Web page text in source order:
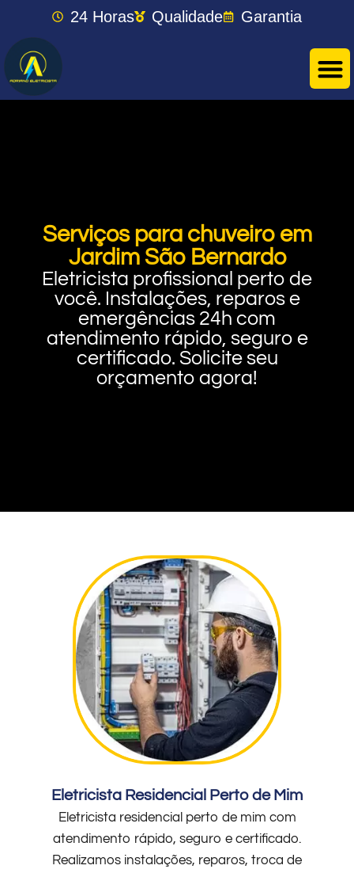
24 Horas Qualidade Garantia
Serviços para chuveiro em
Jardim São Bernardo
Eletricista profissional perto de
você. Instalações, reparos e
emergências 24h com
atendimento rápido, seguro e
certificado. Solicite seu
orçamento agora!
Eletricista Residencial Perto de Mim
Eletricista residencial perto de mim com
atendimento rápido, seguro e certificado.
Realizamos instalações, reparos, troca de